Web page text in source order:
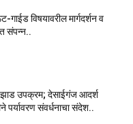
विषयावरील मार्गदर्शन व
संपन्न..
झाड उपक्रम; देसाईगंज आदर्श
पर्यावरण संवर्धनाचा संदेश..